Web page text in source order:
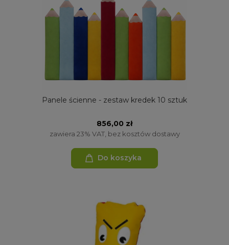
Panele ścienne - zestaw kredek 10 sztuk
856,00 zł
zawiera 23% VAT, bez kosztów dostawy
Do koszyka